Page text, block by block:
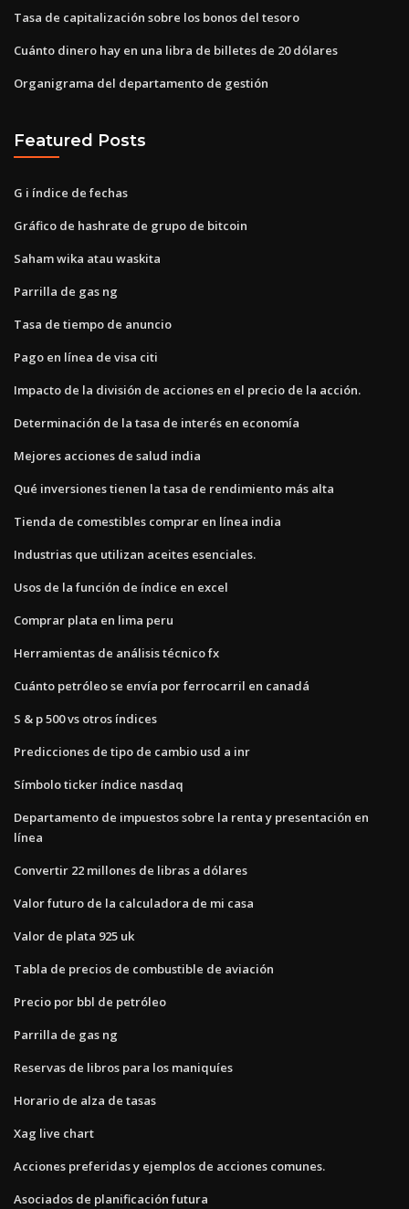
Tasa de capitalización sobre los bonos del tesoro
Cuánto dinero hay en una libra de billetes de 20 dólares
Organigrama del departamento de gestión
Featured Posts
G i índice de fechas
Gráfico de hashrate de grupo de bitcoin
Saham wika atau waskita
Parrilla de gas ng
Tasa de tiempo de anuncio
Pago en línea de visa citi
Impacto de la división de acciones en el precio de la acción.
Determinación de la tasa de interés en economía
Mejores acciones de salud india
Qué inversiones tienen la tasa de rendimiento más alta
Tienda de comestibles comprar en línea india
Industrias que utilizan aceites esenciales.
Usos de la función de índice en excel
Comprar plata en lima peru
Herramientas de análisis técnico fx
Cuánto petróleo se envía por ferrocarril en canadá
S & p 500 vs otros índices
Predicciones de tipo de cambio usd a inr
Símbolo ticker índice nasdaq
Departamento de impuestos sobre la renta y presentación en
línea
Convertir 22 millones de libras a dólares
Valor futuro de la calculadora de mi casa
Valor de plata 925 uk
Tabla de precios de combustible de aviación
Precio por bbl de petróleo
Parrilla de gas ng
Reservas de libros para los maniquíes
Horario de alza de tasas
Xag live chart
Acciones preferidas y ejemplos de acciones comunes.
Asociados de planificación futura